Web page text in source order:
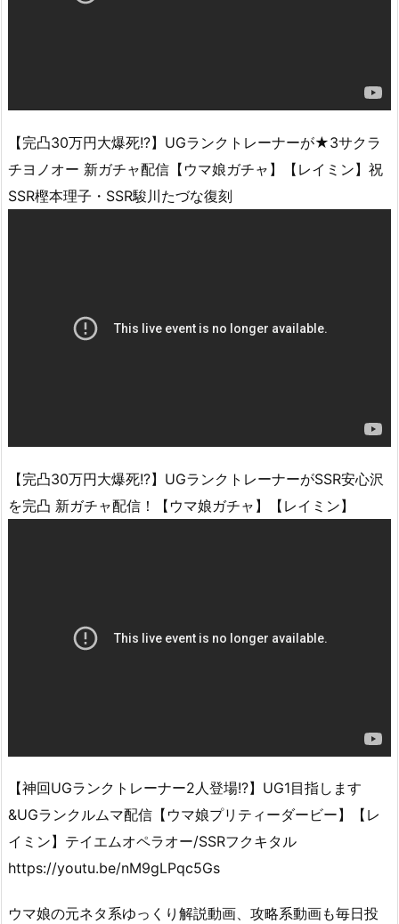
【完凸30万円大爆死!?】UGランクトレーナーが★3サクラ
チヨノオー 新ガチャ配信【ウマ娘ガチャ】【レイミン】祝
SSR樫本理子・SSR駿川たづな復刻
【完凸30万円大爆死!?】UGランクトレーナーがSSR安心沢
を完凸 新ガチャ配信！【ウマ娘ガチャ】【レイミン】
【神回UGランクトレーナー2人登場!?】UG1目指します
&UGランクルムマ配信【ウマ娘プリティーダービー】【レ
イミン】テイエムオペラオー/SSRフクキタル
https://youtu.be/nM9gLPqc5Gs
ウマ娘の元ネタ系ゆっくり解説動画、攻略系動画も毎日投